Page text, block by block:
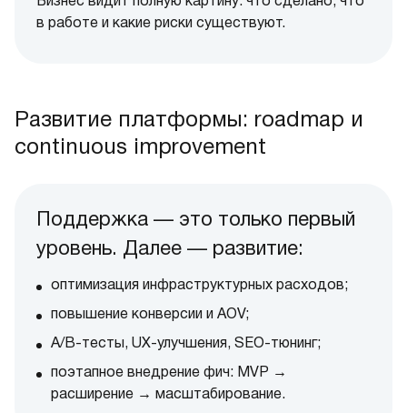
в работе и какие риски существуют.
Развитие платформы: roadmap и
continuous improvement
Поддержка — это только первый
уровень. Далее — развитие:
оптимизация инфраструктурных расходов;
повышение конверсии и AOV;
A/B-тесты, UX-улучшения, SEO-тюнинг;
поэтапное внедрение фич: MVP →
расширение → масштабирование.